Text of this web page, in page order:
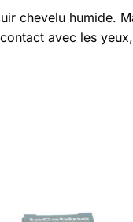
chevelu humide.
avec les yeux,